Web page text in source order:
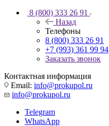
8 (800) 333 26 91
Назад
Телефоны
8 (800) 333 26 91
+7 (993) 361 99 94
Заказать звонок
Контактная информация
Email: info@prokupol.ru
info@prokupol.ru
Telegram
WhatsApp